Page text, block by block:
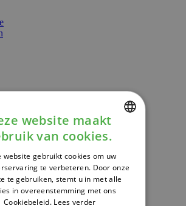
DUTCH
FRENCH
ENGLISH
website maakt
van cookies.
website gebruikt cookies om uw
te verbeteren. Door onze
te gebruiken, stemt u in met alle
in overeenstemming met ons
Cookiebeleid. Lees verder